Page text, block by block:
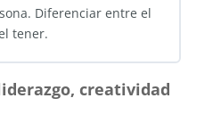
0/3 pasos
nervioso humano. Cerebro y
Diferenciar entre el
tener.
creatividad